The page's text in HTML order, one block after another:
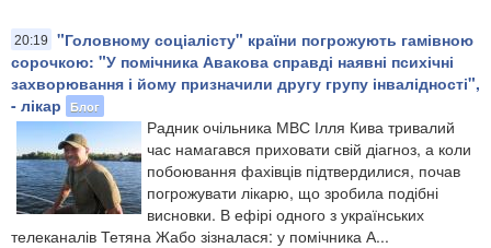
20:19
"Головному соціалісту" країни погрожують гамівною
сорочкою: "У помічника Авакова справді наявні психічні
захворювання і йому призначили другу групу інвалідності",
- лікар
Блог
Радник очільника МВС Ілля Кива тривалий
час намагався приховати свій діагноз, а коли
побоювання фахівців підтвердилися, почав
погрожувати лікарю, що зробила подібні
висновки. В ефірі одного з українських
телеканалів Тетяна Жабо зізналася: у помічника А...